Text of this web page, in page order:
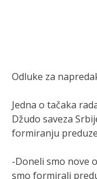
Odluke za
Jedna o tačaka
Džudo saveza
formiranju
-Doneli smo nove
smo formirali